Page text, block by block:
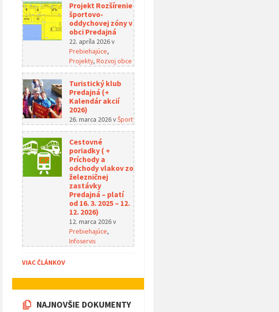
Projekt Rozšírenie
športovo-
oddychovej zóny v
obci Predajná
22. apríla 2026v
Prebiehajúce,
Projekty, Rozvoj obce
Turistický klub
Predajná (+
Kalendár akcií
2026)
26. marca 2026vŠport
Cestovné
poriadky ( +
Príchody a
odchody vlakov zo
železničnej
zastávky
Predajná – platí
od 16. 3. 2025 – 12.
12. 2026)
12. marca 2026v
Prebiehajúce,
Infoservis
VIAC ČLÁNKOV
NAJNOVŠIE DOKUMENTY